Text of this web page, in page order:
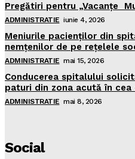
Pregătiri pentru „Vacanţe
ADMINISTRATIE iunie 4, 2026
Meniurile pacienţilor din
nemţenilor de pe reţelele
ADMINISTRATIE mai 15, 2026
Conducerea spitalului
paturi din zona acută în
ADMINISTRATIE mai 8, 2026
Social